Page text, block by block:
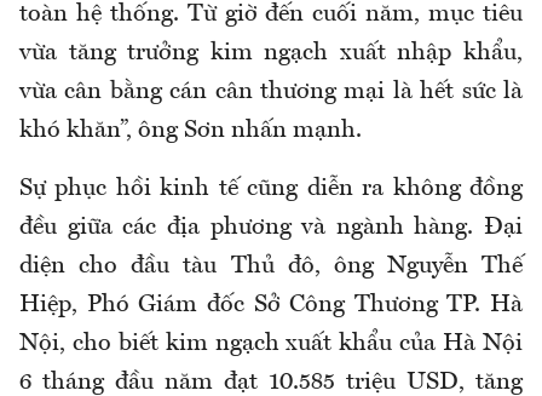
toàn hệ thống. Từ giờ đến cuối năm, mục tiêu
vừa tăng trưởng kim ngạch xuất nhập khẩu,
vừa cân bằng cán cân thương mại là hết sức là
khó khăn”, ông Sơn nhấn mạnh.
Sự phục hồi kinh tế cũng diễn ra không đồng
đều giữa các địa phương và ngành hàng. Đại
diện cho đầu tàu Thủ đô, ông Nguyễn Thế
Hiệp, Phó Giám đốc Sở Công Thương TP. Hà
Nội, cho biết kim ngạch xuất khẩu của Hà Nội
6 tháng đầu năm đạt 10.585 triệu USD, tăng